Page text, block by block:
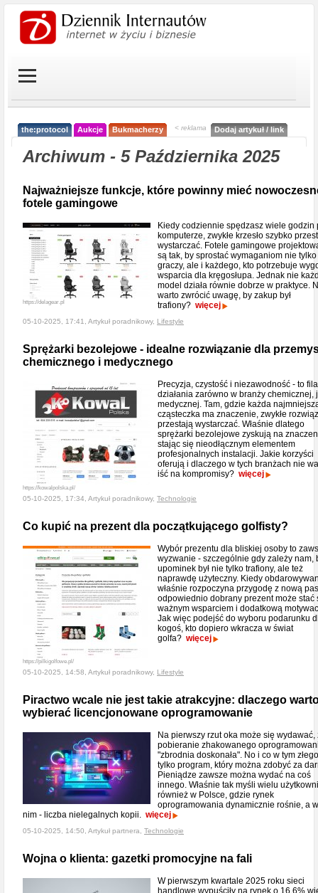
the:protocol Aukcje Bukmacherzy < reklama Dodaj artykuł / link
Archiwum - 5 Października 2025
Najważniejsze funkcje, które powinny mieć
fotele gamingowe
https://delagear.pl
Kiedy codziennie spędzasz wiele godzin
komputerze, zwykłe krzesło szybko
wystarczać. Fotele gamingowe
są tak, by sprostać wymaganiom nie tylko
graczy, ale i każdego, kto potrzebuje
wsparcia dla kręgosłupa. Jednak nie
model działa równie dobrze w praktyce.
warto zwrócić uwagę, by zakup był
trafiony? więcej
05-10-2025, 17:41, Artykuł poradnikowy, Lifestyle
Sprężarki bezolejowe - idealne rozwiązanie dla
chemicznego i medycznego
https://kowalpolska.pl/
Precyzja, czystość i niezawodność - to
działania zarówno w branży chemicznej,
medycznej. Tam, gdzie każda
cząsteczka ma znaczenie, zwykłe
przestają wystarczać. Właśnie dlatego
sprężarki bezolejowe zyskują na
stając się nieodłącznym elementem
profesjonalnych instalacji. Jakie korzyści
oferują i dlaczego w tych branżach nie
iść na kompromisy? więcej
05-10-2025, 17:34, Artykuł poradnikowy, Technologie
Co kupić na prezent dla początkującego golfisty?
https://pilkigolfowe.pl/
Wybór prezentu dla bliskiej osoby to
wyzwanie - szczególnie gdy zależy nam,
upominek był nie tylko trafiony, ale też
naprawdę użyteczny. Kiedy
właśnie rozpoczyna przygodę z nową
odpowiednio dobrany prezent może stać
ważnym wsparciem i dodatkową
Jak więc podejść do wyboru podarunku
kogoś, kto dopiero wkracza w świat
golfa? więcej
05-10-2025, 14:58, Artykuł poradnikowy, Lifestyle
Piractwo wcale nie jest takie atrakcyjne: dlaczego
wybierać licencjonowane oprogramowanie
Na pierwszy rzut oka może się wydawać,
pobieranie zhakowanego
"zbrodnia doskonała". No i co w tym
tylko program, który można zdobyć za
Pieniądze zawsze można wydać na coś
innego. Właśnie tak myśli wielu
również w Polsce, gdzie rynek
oprogramowania dynamicznie rośnie, a
nim - liczba nielegalnych kopii. więcej
05-10-2025, 14:50, Artykuł partnera, Technologie
Wojna o klienta: gazetki promocyjne na fali
W pierwszym kwartale 2025 roku sieci
handlowe wypuściły na rynek o 16,6%